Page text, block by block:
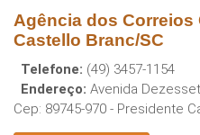
Agência dos Correios
Castello Branc/SC
Telefone: (49) 3457-1154
Endereço: Avenida
Cep: 89745-970 - Presidente